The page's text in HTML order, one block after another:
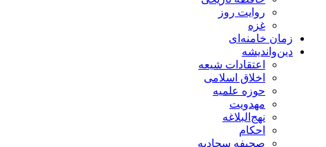
روایت روز
غزه
زمان خامنه‌ای
دین‌واندیشه
اعتقادات شیعه
اخلاق اسلامی
حوزه علمیه
مهدویت
نهج‌البلاغه
احکام
صحیفه سجادیه